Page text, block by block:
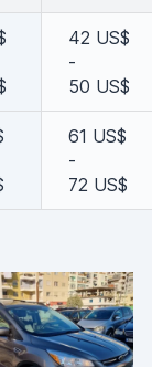
42 US$
-
50 US$
61 US$
-
72 US$